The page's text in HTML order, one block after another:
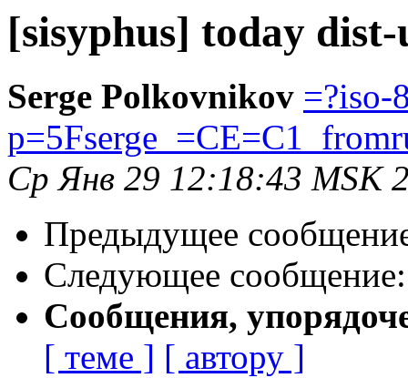
[sisyphus] today
Serge Polkovnikov =?iso-
Ср Янв 29 12:18:43 MSK
Предыдущее
Следующее
Сообщения,
[ теме ] [ автору ]